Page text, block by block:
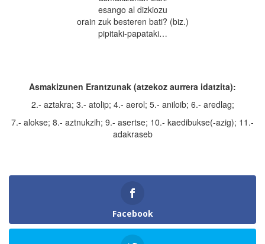
esango al dizkiozu
orain zuk besteren bati? (biz.)
pipitaki-papataki…
Asmakizunen Erantzunak (atzekoz aurrera idatzita):
2.- aztakra; 3.- atolip; 4.- aerol; 5.- aniloib; 6.- aredlag;
7.- alokse; 8.- aztnukzih; 9.- asertse; 10.- kaedibukse(-azig); 11.-
adakraseb
Facebook